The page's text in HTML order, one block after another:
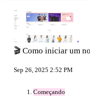
🎬 Como iniciar um
Sep 26, 2025 2:52 PM
Começando